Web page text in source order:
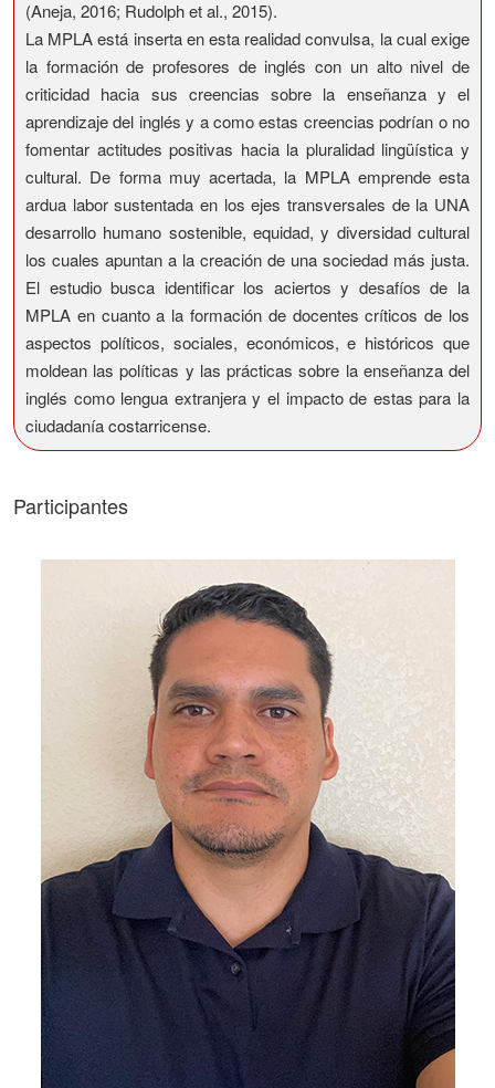
(Aneja, 2016; Rudolph et al., 2015).
La MPLA está inserta en esta realidad convulsa, la cual exige
la formación de profesores de inglés con un alto nivel de
criticidad hacia sus creencias sobre la enseñanza y el
aprendizaje del inglés y a como estas creencias podrían o no
fomentar actitudes positivas hacia la pluralidad lingüística y
cultural. De forma muy acertada, la MPLA emprende esta
ardua labor sustentada en los ejes transversales de la UNA
desarrollo humano sostenible, equidad, y diversidad cultural
los cuales apuntan a la creación de una sociedad más justa.
El estudio busca identificar los aciertos y desafíos de la
MPLA en cuanto a la formación de docentes críticos de los
aspectos políticos, sociales, económicos, e históricos que
moldean las políticas y las prácticas sobre la enseñanza del
inglés como lengua extranjera y el impacto de estas para la
ciudadanía costarricense.
Participantes